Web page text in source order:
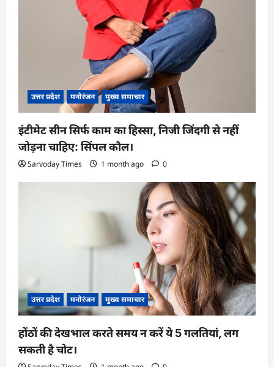
उत्तर प्रदेश मनोरंजन मुख्य समाचार
इंटीमेट सीन सिर्फ काम का हिस्सा, निजी जिंदगी से नहीं
जोड़ना चाहिए: सिंपल कौल।
Sarvoday Times 1 month ago 0
उत्तर प्रदेश मनोरंजन मुख्य समाचार
होंठों की देखभाल करते समय न करें ये 5 गलतियां, लग
सकती है चोट।